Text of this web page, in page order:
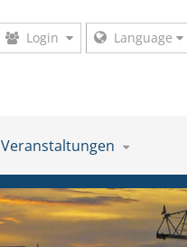
Login Language
Veranstaltungen